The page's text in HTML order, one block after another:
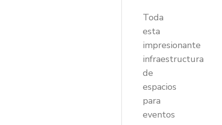
Toda
esta
impresionante
infraestructura
de
espacios
para
eventos